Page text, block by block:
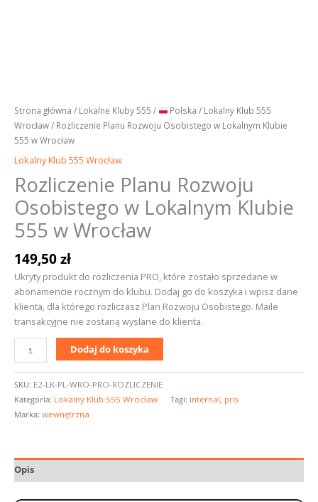
Strona główna / Lokalne Kluby 555 / Polska / Lokalny Klub 555
Wrocław/ Rozliczenie Planu Rozwoju Osobistego w Lokalnym Klubie
555 w Wrocław
Lokalny Klub 555 Wrocław
Rozliczenie Planu Rozwoju
Osobistego w Lokalnym Klubie
555 w Wrocław
149,50zł
Ukryty produkt do rozliczenia PRO, które zostało sprzedane w
abonamencie rocznym do klubu. Dodaj go do koszyka i wpisz dane
klienta, dla którego rozliczasz Plan Rozwoju Osobistego. Maile
transakcyjne nie zostaną wysłane do klienta.
Dodaj do koszyka
SKU: E2-LK-PL-WRO-PRO-ROZLICZENIE
Kategoria: Lokalny Klub 555 Wrocław Tagi: internal pro
Marka: wewnętrzna
Opis